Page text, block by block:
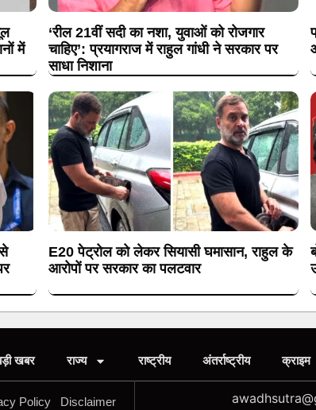
में
‘रील 21वीं सदी का नशा, युवाओं को रोजगार
चाहिए’: प्रयागराज में राहुल गांधी ने सरकार पर
साधा निशाना
E20 पेट्रोल को लेकर सियासी घमासान, राहुल के
आरोपों पर सरकार का पलटवार
खबर राज्य राष्ट्रीय अंतर्राष्ट्रीय क्राइम
Policy Disclaimer